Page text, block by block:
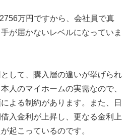
万円ですから、会社員で真
が届かないレベルになっていま
して、購入層の違いが挙げられ
人のマイホームの実需なので、
よる制約があります。また、日
入金利が上昇し、更なる金利上
起こっているのです。